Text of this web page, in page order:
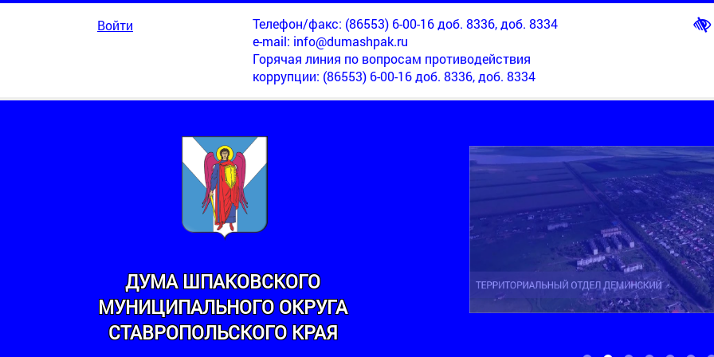
Войти
Телефон/факс: (86553) 6-00-16 доб. 8336, доб. 8334
e-mail: info@dumashpak.ru
Горячая линия по вопросам противодействия
коррупции: (86553) 6-00-16 доб. 8336, доб. 8334
ДУМА ШПАКОВСКОГО
МУНИЦИПАЛЬНОГО ОКРУГА
СТАВРОПОЛЬСКОГО КРАЯ
ТЕРРИТОРИАЛЬНЫЙ ОТДЕЛ НОВОМАРЬЕВСКИЙ